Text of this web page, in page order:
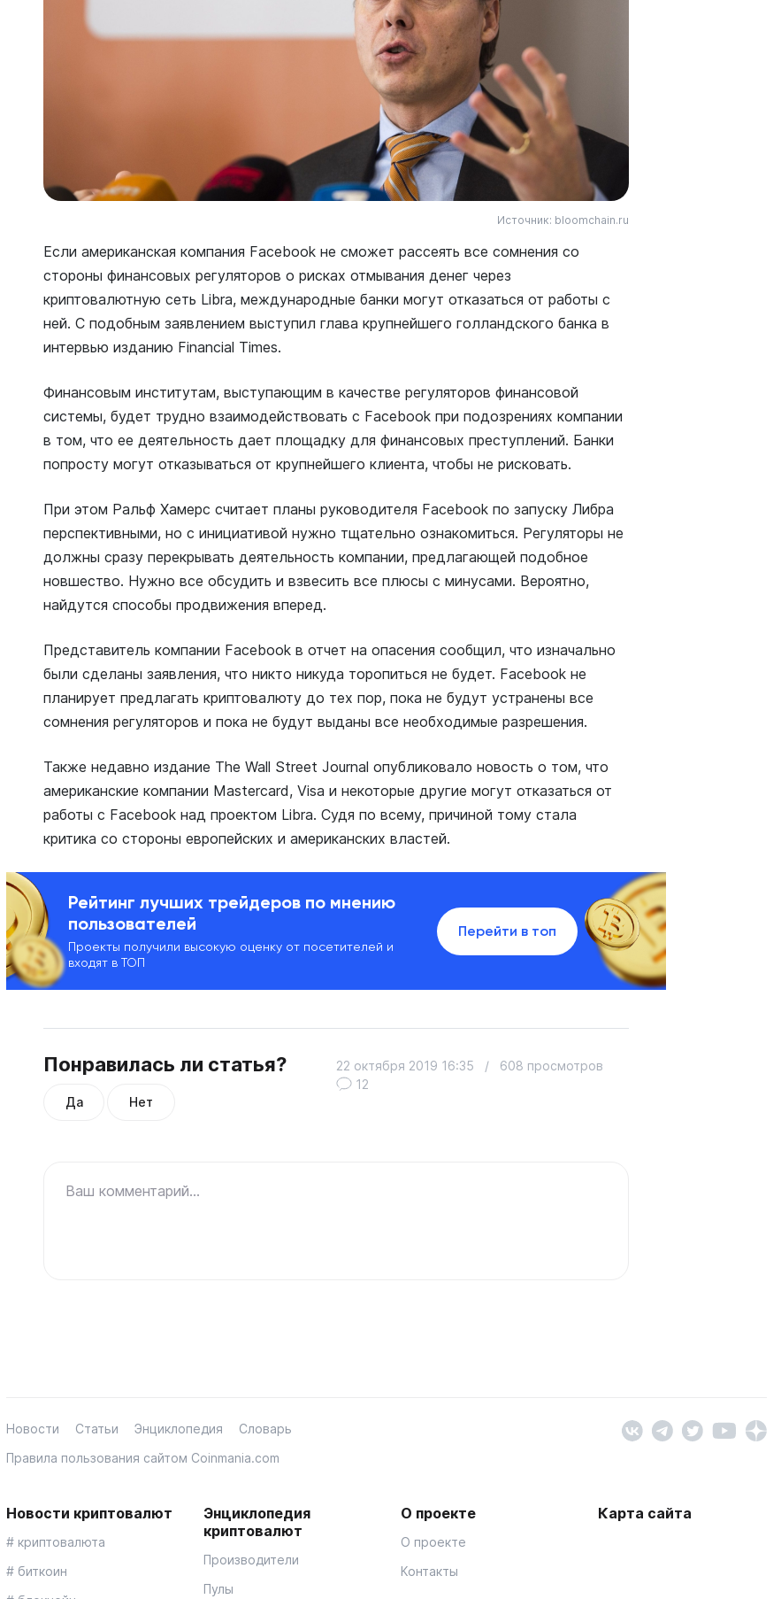
Источник: bloomchain.ru
Если американская компания Facebook не сможет рассеять все сомнения со
стороны финансовых регуляторов о рисках отмывания денег через
криптовалютную сеть Libra, международные банки могут отказаться от работы с
ней. С подобным заявлением выступил глава крупнейшего голландского банка в
интервью изданию Financial Times.
Финансовым институтам, выступающим в качестве регуляторов финансовой
системы, будет трудно взаимодействовать с Facebook при подозрениях компании
в том, что ее деятельность дает площадку для финансовых преступлений. Банки
попросту могут отказываться от крупнейшего клиента, чтобы не рисковать.
При этом Ральф Хамерс считает планы руководителя Facebook по запуску Либра
перспективными, но с инициативой нужно тщательно ознакомиться. Регуляторы не
должны сразу перекрывать деятельность компании, предлагающей подобное
новшество. Нужно все обсудить и взвесить все плюсы с минусами. Вероятно,
найдутся способы продвижения вперед.
Представитель компании Facebook в отчет на опасения сообщил, что изначально
были сделаны заявления, что никто никуда торопиться не будет. Facebook не
планирует предлагать криптовалюту до тех пор, пока не будут устранены все
сомнения регуляторов и пока не будут выданы все необходимые разрешения.
Также недавно издание The Wall Street Journal опубликовало новость о том, что
американские компании Mastercard, Visa и некоторые другие могут отказаться от
работы с Facebook над проектом Libra. Судя по всему, причиной тому стала
критика со стороны европейских и американских властей.
Рейтинг лучших трейдеров по мнению
пользователей
Проекты получили высокую оценку от посетителей и
входят в ТОП
Перейти в топ
Понравилась ли статья?
Да Нет
22 октября 2019 16:35 /
608 просмотров
12
Ваш комментарий...
Новости Статьи Энциклопедия
Словарь
Правила пользования сайтом Coinmania.com
Новости криптовалют
# криптовалюта
# биткоин
Энциклопедия
криптовалют
Производители
Пулы
О проекте
О проекте
Контакты
Карта сайта